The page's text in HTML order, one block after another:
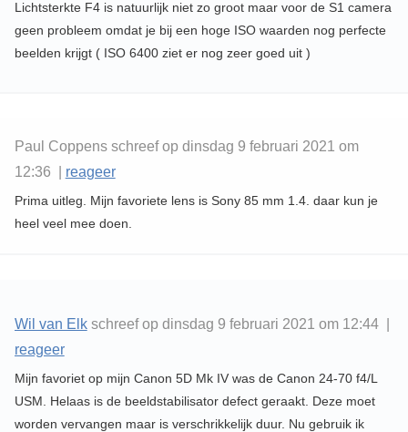
Lichtsterkte F4 is natuurlijk niet zo groot maar voor de S1 camera
geen probleem omdat je bij een hoge ISO waarden nog perfecte
beelden krijgt ( ISO 6400 ziet er nog zeer goed uit )
Paul Coppens schreef op dinsdag 9 februari 2021 om
12:36 | reageer
Prima uitleg. Mijn favoriete lens is Sony 85 mm 1.4. daar kun je
heel veel mee doen.
Wil van Elkschreef op dinsdag 9 februari 2021 om 12:44 |
reageer
Mijn favoriet op mijn Canon 5D Mk IV was de Canon 24-70 f4/L
USM. Helaas is de beeldstabilisator defect geraakt. Deze moet
worden vervangen maar is verschrikkelijk duur. Nu gebruik ik